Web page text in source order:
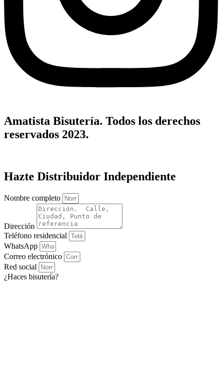
Amatista Bisutería. Todos los derechos
reservados 2023.
Hazte Distribuidor Independiente
Nombre completo
Dirección
Teléfono residencial
WhatsApp
Correo electrónico
Red social
¿Haces bisutería?